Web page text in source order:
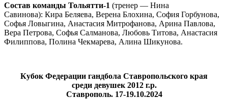
Состав команды Тольятти-1 (тренер — Нина
Савинова): Кира Беляева, Верена Блохина, София Горбунова,
Софья Ловыгина, Анастасия Митрофанова, Арина Павлова,
Вера Петрова, Софья Салманова, Любовь Титова, Анастасия
Филиппова, Полина Чекмарева, Алина Шикунова.
Кубок Федерации гандбола Ставропольского края
среди девушек 2012 г.р.
Ставрополь. 17-19.10.2024